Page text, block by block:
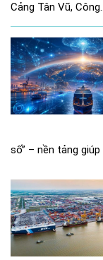
Cảng Tân Vũ,
số” – nền tảng